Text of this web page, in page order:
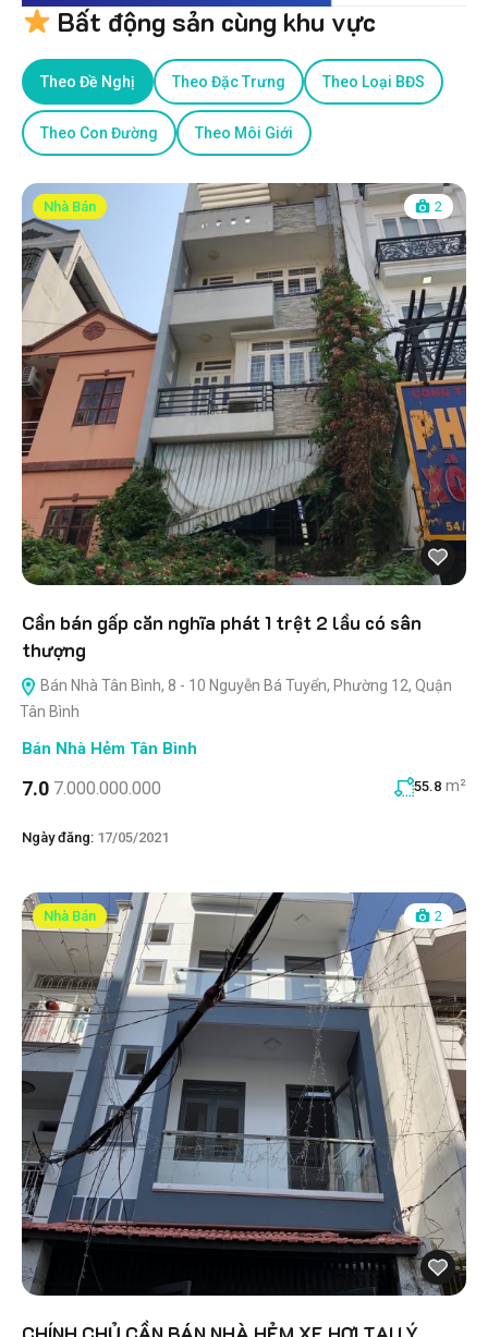
Bất động sản cùng khu vực
Theo Đề Nghị Theo Đặc Trưng Theo Loại BĐS
Theo Con Đường Theo Môi Giới
Nhà Bán 2
Cần bán gấp căn nghĩa phát 1 trệt 2 lầu có sân
thượng
Bán Nhà Tân Bình, 8 - 10 Nguyễn Bá Tuyển, Phường 12, Quận
Tân Bình
Bán Nhà Hẻm Tân Bình
7.0 7.000.000.000 55.8 m²
Ngày đăng: 17/05/2021
Nhà Bán 2